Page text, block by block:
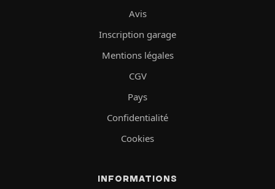
Avis
Inscription garage
Mentions légales
CGV
Pays
Confidentialité
Cookies
INFORMATIONS